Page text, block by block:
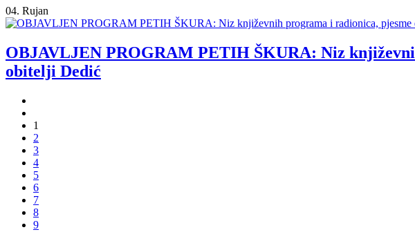
04. Rujan
OBJAVLJEN PROGRAM PETIH ŠKURA: Niz
obitelji Dedić
1
2
3
4
5
6
7
8
9